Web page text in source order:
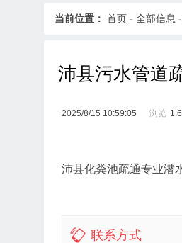
当前位置： 首页 - 全部信息 -
沛县污水管道
2025/8/15 10:59:05 浏览
沛县化粪池疏通专业潜
联系方式